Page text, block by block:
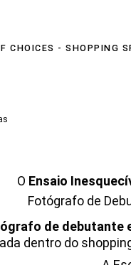
CHOICES - SHOPPING
O Ensaio
Fotógrafo de
de debutante
dentro do